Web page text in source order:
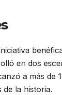
en dos
a más de
de la historia.